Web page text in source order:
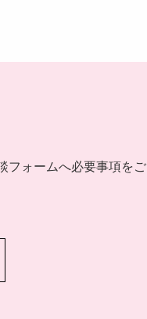
フォームへ必要事項をご